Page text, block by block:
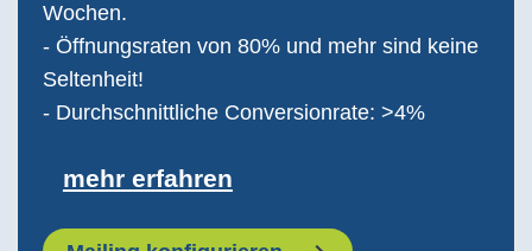
Wochen.
- Öffnungsraten von 80% und mehr sind keine
Seltenheit!
- Durchschnittliche Conversionrate: >4%
mehr erfahren